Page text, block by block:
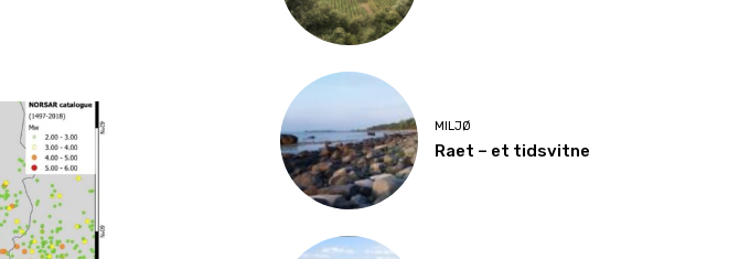
MILJØ
Raet – et tidsvitne